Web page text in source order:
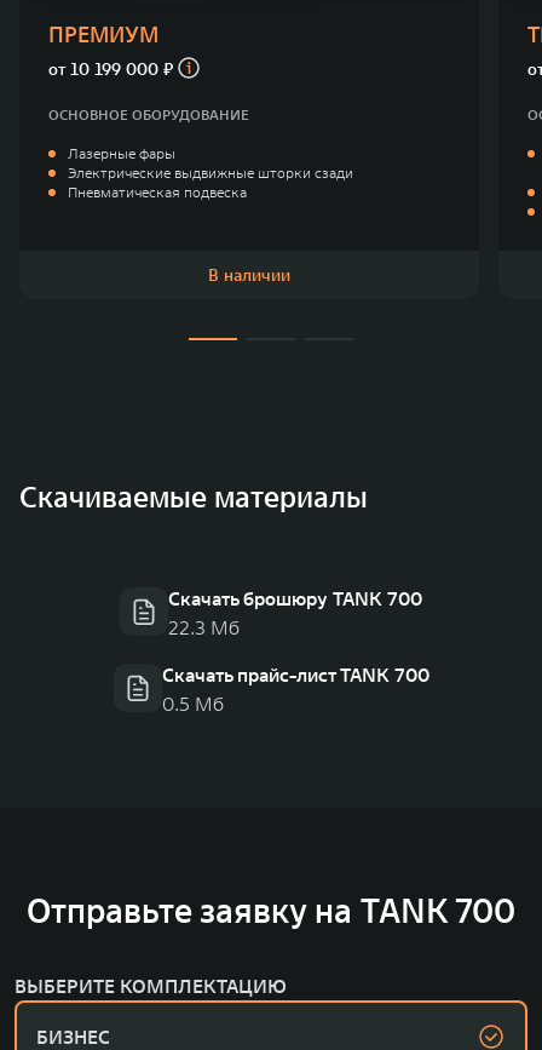
ПРЕМИУМ
от10 199 000 ₽
ОСНОВНОЕ ОБОРУДОВАНИЕ
Лазерные фары
Электрические выдвижные шторки сзади
Пневматическая подвеска
В наличии
Скачиваемые материалы
Скачать брошюру TANK 700
22.3 Мб
Скачать прайс-лист TANK 700
0.5 Мб
Отправьте заявку на TANK 700
ВЫБЕРИТЕ КОМПЛЕКТАЦИЮ
БИЗНЕС